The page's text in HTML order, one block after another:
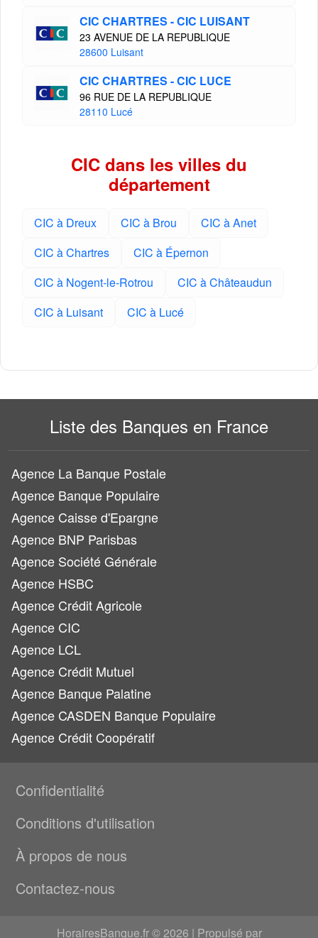
CIC CHARTRES - CIC LUISANT
23 AVENUE DE LA REPUBLIQUE
28600 Luisant
CIC CHARTRES - CIC LUCE
96 RUE DE LA REPUBLIQUE
28110 Lucé
CIC dans les villes du
département
CIC à Dreux CIC à Brou
CIC à Anet
CIC à Chartres
CIC à Épernon
CIC à Nogent-le-Rotrou
CIC à Châteaudun
CIC à Luisant
CIC à Lucé
Liste des Banques en France
Agence La Banque Postale
Agence Banque Populaire
Agence Caisse d'Epargne
Agence BNP Parisbas
Agence Société Générale
Agence HSBC
Agence Crédit Agricole
Agence CIC
Agence LCL
Agence Crédit Mutuel
Agence Banque Palatine
Agence CASDEN Banque Populaire
Agence Crédit Coopératif
Confidentialité
Conditions d'utilisation
À propos de nous
Contactez-nous
HorairesBanque.fr © 2026 | Propulsé par